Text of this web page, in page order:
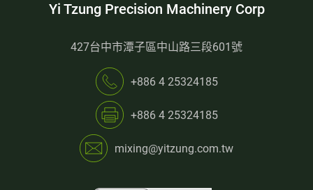
Yi Tzung Precision Machinery Corp
427台中市潭子區中山路三段601號
+886 4 25324185
+886 4 25324185
mixing@yitzung.com.tw